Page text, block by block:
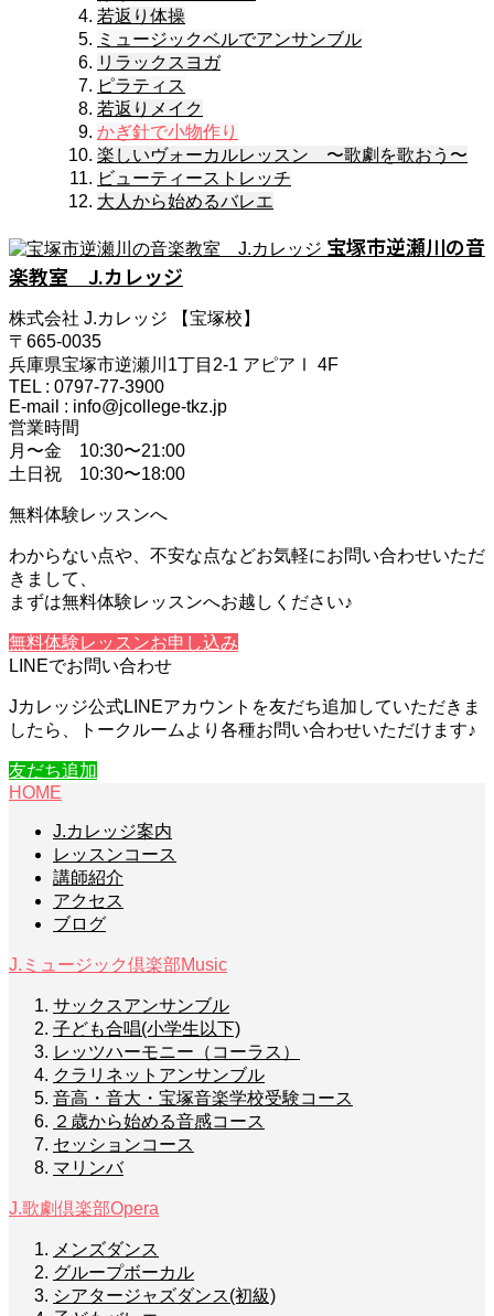
若返り体操
ミュージックベルでアンサンブル
リラックスヨガ
ピラティス
若返りメイク
かぎ針で小物作り
楽しいヴォーカルレッスン 〜歌劇を歌おう〜
ビューティーストレッチ
大人から始めるバレエ
宝塚市逆瀬川の音
楽教室 J.カレッジ
株式会社 J.カレッジ 【宝塚校】
〒665-0035
兵庫県宝塚市逆瀬川1丁目2-1 アピアⅠ 4F
TEL : 0797-77-3900
E-mail : info@jcollege-tkz.jp
営業時間
月〜金 10:30〜21:00
土日祝 10:30〜18:00
無料体験レッスンへ
わからない点や、不安な点などお気軽にお問い合わせいただ
きまして、
まずは無料体験レッスンへお越しください♪
無料体験レッスンお申し込み
LINEでお問い合わせ
Jカレッジ公式LINEアカウントを友だち追加していただきま
したら、トークルームより各種お問い合わせいただけます♪
友だち追加
HOME
J.カレッジ案内
レッスンコース
講師紹介
アクセス
ブログ
J.ミュージック倶楽部Music
サックスアンサンブル
子ども合唱(小学生以下)
レッツハーモニー（コーラス）
クラリネットアンサンブル
音高・音大・宝塚音楽学校受験コース
２歳から始める音感コース
セッションコース
マリンバ
J.歌劇倶楽部Opera
メンズダンス
グループボーカル
シアタージャズダンス(初級)